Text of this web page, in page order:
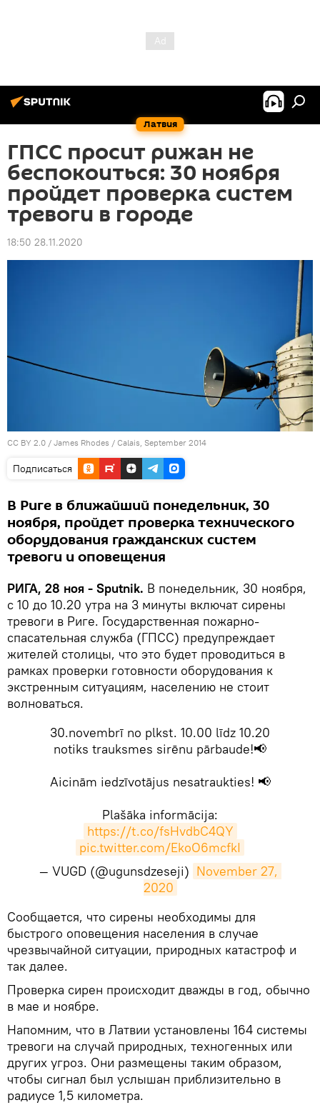
Латвия
ГПСС просит рижан не
беспокоиться: 30 ноября
пройдет проверка систем
тревоги в городе
18:50 28.11.2020
CC BY 2.0 / James Rhodes / Calais, September 2014
Подписаться
В Риге в ближайший понедельник, 30
ноября, пройдет проверка технического
оборудования гражданских систем
тревоги и оповещения
РИГА, 28 ноя - Sputnik. В понедельник, 30 ноября,
с 10 до 10.20 утра на 3 минуты включат сирены
тревоги в Риге. Государственная пожарно-
спасательная служба (ГПСС) предупреждает
жителей столицы, что это будет проводиться в
рамках проверки готовности оборудования к
экстренным ситуациям, населению не стоит
волноваться.
30.novembrī no plkst. 10.00 līdz 10.20
notiks trauksmes sirēnu pārbaude!📢
Aicinām iedzīvotājus nesatraukties! 📢
Plašāka informācija:
https://t.co/fsHvdbC4QY
pic.twitter.com/EkoO6mcfkI
— VUGD (@ugunsdzeseji) November 27,
2020
Сообщается, что сирены необходимы для
быстрого оповещения населения в случае
чрезвычайной ситуации, природных катастроф и
так далее.
Проверка сирен происходит дважды в год, обычно
в мае и ноябре.
Напомним, что в Латвии установлены 164 системы
тревоги на случай природных, техногенных или
других угроз. Они размещены таким образом,
чтобы сигнал был услышан приблизительно в
радиусе 1,5 километра.